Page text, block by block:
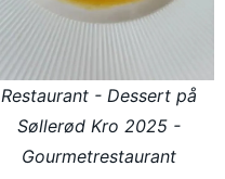
Restaurant - Dessert på
Søllerød Kro 2025 -
Gourmetrestaurant